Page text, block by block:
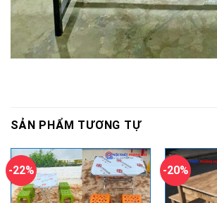
SẢN PHẨM TƯƠNG TỰ
-22% -20%